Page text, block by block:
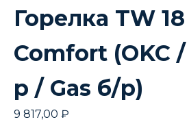
Горелка TW
Comfort (OKC
р / Gas б/р)
9 817,00 ₽